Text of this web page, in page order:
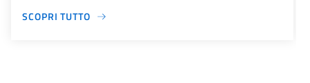
SCOPRI TUTTO